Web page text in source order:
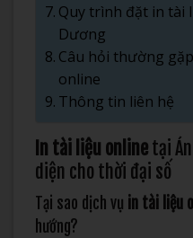
Quy trình đặt in tài
Dương
Câu hỏi thường
online
Thông tin liên hệ
In tài liệu online tại
diện cho thời đại số
Tại sao dịch vụ in tài liệu
hướng?